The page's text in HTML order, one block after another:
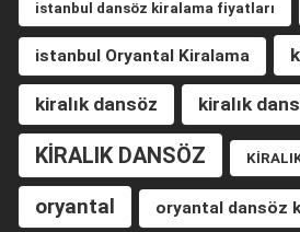
istanbul dansöz kiralama fiyatları
istanbul Oryantal Kiralama
kiralık dansöz kiralık
KİRALIK DANSÖZ
oryantal oryantal dansöz